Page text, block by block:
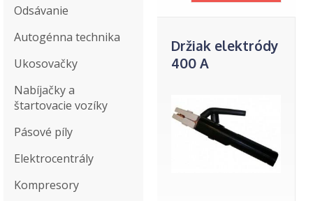
Odsávanie
Autogénna technika
Ukosovačky
Nabíjačky a
štartovacie vozíky
Pásové píly
Elektrocentrály
Kompresory
Držiak elektródy
400 A